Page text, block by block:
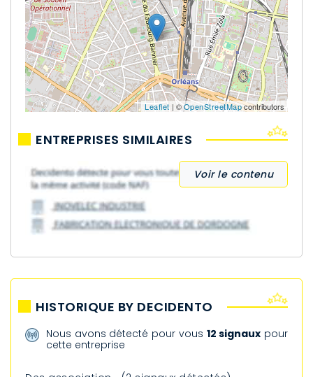
Leaflet| ©OpenStreetMapcontributors
ENTREPRISES SIMILAIRES
Voir le contenu
HISTORIQUE BY DECIDENTO
Nous avons détecté pour vous 12 signaux pour
cette entreprise